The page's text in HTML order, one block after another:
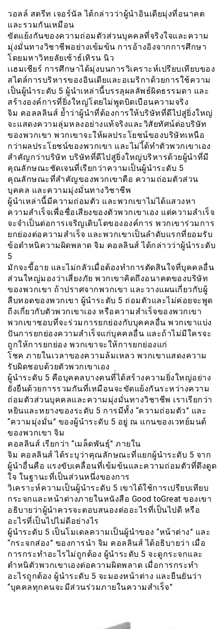
วอลล์ สตรีท เจอร์นัล ได้กล่าวว่าผู้นำอินเดียมุ่งที่อนาคต
และรวมกันเหมือน
ขัดแย้งกันของความถ่อมตัวส่วนบุคคลที่จริงใจและความ
มุ่งมั่นทางวิชาชีพอย่างเข้มข้น การอ้างอิงจากการศึกษา
โดยมหาวิทยลัยเซ้าธ์เทิรน นิว
เเฮมเชียร์ การศึกษาได้มุ่งบนการวิเคราะห์เปรียบเทียบของ
สไตล์การบริหารของอินเดียและอเมริกาด้วยการใช้ความ
เป็นผู้นำระดับ 5 ผู้นำเหล่านี้บรรลุผลลัพธ์ผิดธรรมดา และ
สร้างองค์การที่ยิ่งใหญ่โดยไม่พูดบิดเบือนความจริง
จิม คอลลลินส์ ย้ำว่าผู้นำที่ต้องการให้บริษัทที่ดีไปสู่ยิ่งใหญ่
จะแสดงความลุ่มหลงอย่างแท้จริงและวิสัยทัศน์ต่อบริษัท
ของพวกเขา พวกเขาจะให้ผลประโยชน์ของบริษัทเหนือ
กว่าผลประโยชน์ของพวกเขา และไม่ไ้ด้ทำตัวพวกเขาเอง
สำคัญกว่าบริษัท บริษัทที่ดีไปสู่ยิ่งใหญ่บริหารด้วยผู้นำที่มี
คุณลักษณะชัดเจนที่เรียกว่าความเป็นผู้นำระดับ 5
คุณลักษณะที่สำคัญของพวกเขาตือ ความถ่อมตัวส่วน
บุคคล และความมุ่งมั่นทางวิชาชีพ
ผู้นำเหล่านี้มีความถ่อมตัว และพวกเขาไม่ได้แสวงหา
ความสำเร็จเพื่อชื่อเสียงของตัวพวกเขาเอง แต่ความสำเร็จ
จะจำเป็นต่อการเจริญเติบโตขององค์การ พวกเขาร่วมการ
ยกย่องต่อความสำเร็จ และพวกเขาเป็นลำดับแรกที่ยอมรับ
ข้อตำหนิความผิดพลาด จิม คอลลินส์ ได้กล่าวว่าผู้นำระดับ
5
มักจะขี้อาย และไม่กลัวเมื่อต้องทำการตัดสินใจที่บุคคลอื่น
ส่วนใหญ่มองว่าเสี่ยงภัย พวกเขาคิดถึงอนาคตของบริษัท
ของพวกเขา ถ้าปราศจากพวกเขา และวางแผนเกี่ยวกับผู้
สืบทอดของพวกเขา ผู้นำระดับ 5 ถ่อมตัวและไม่ค่อยจะพูด
ถีงเกี่ยวกับตัวพวกเขาเอง หรือความสำเร็จของพวกเขา
พวกเขาชอบที่จะร่วมการยกย่องกับบุคคลอื่น พวกเขาแบ่ง
ปันการยกย่องความสำเร็จแก่บุคคลอื่น และถ้าไม่มีใครจะ
ถูกให้การยกย่อง พวกเขาจะให้การยกย่องแก่
โชค ภายในเวลาของความล้มเหลว พวกเขาแสดงความ
รับผิดชอบด้วยตัวพวกเขาเอง
ผู้นำระดับ 5 คือบุคคลบางคนที่่ได้สร้างความยิ่งใหญ่อย่าง
ยั่งยืนด้วยการรวมกันที่เหมือนจะขัดแย้งกันระหว่างความ
ถ่อมตัวส่วนบุคคลและความมุ่งมั่นทางวิชาชีพ เราเรียกว่า
หยินและหยางของระดับ 5 การมีทั้ง “ความถ่อมตัว” และ
“ความมุ่งมั่น” ของผู้นำระดับ 5 อยู่ ณ แกนของเวทย์มนต์
ของพวกเขา จิม
คอลลินส์ เรียกว่า “เมล็ดพันธุ์” ภายใน
จิม คอลลินส์ ได้ระบุว่าคุณลักษณะที่แยกผู้นำระดับ 5 จาก
ผู้นำอื่นคือ แรงขับเคลื่อนที่เข้มข้นและความถ่อมตัวที่ดึงดูด
ใจ ในฐานะที่เป็นส่วนหนึ่งของการ
วิเคราะห์ความเป็นผู้นำระดับ 5 เขาได้ใช้การเปรียบเทียบ
กระจกและหน้าต่างภายในหนังสือ Good toGreat ของเขา
อธิบายว่าผู้นำควรจะตอบสนองต่ออะไรที่เป็นไปดี หรือ
อะไรที่เป็นไปไม่ดีอย่างไร
ผู้นำระดับ 5 เป็นโมเดลความเป็นผู้นำของ “หน้าต่าง” และ
“กระจกส่อง” ของการนำ จิม คอลลินส์ ได้อธิบายว่า เมื่อ
การกระทำอะไรไม่ถูกต้อง ผู้นำระดับ 5 จะดูกระจกและ
ตำหนิตัวพวกเขาเองต่อความผิดพลาด เมื่อการกระทำ
อะไรถูกต้อง ผู้นำระดับ 5 จะมองหน้าต่าง และยืนยันว่า
“บุคคลทุกคนจะมีส่วนร่วมภายในความสำเร็จ”